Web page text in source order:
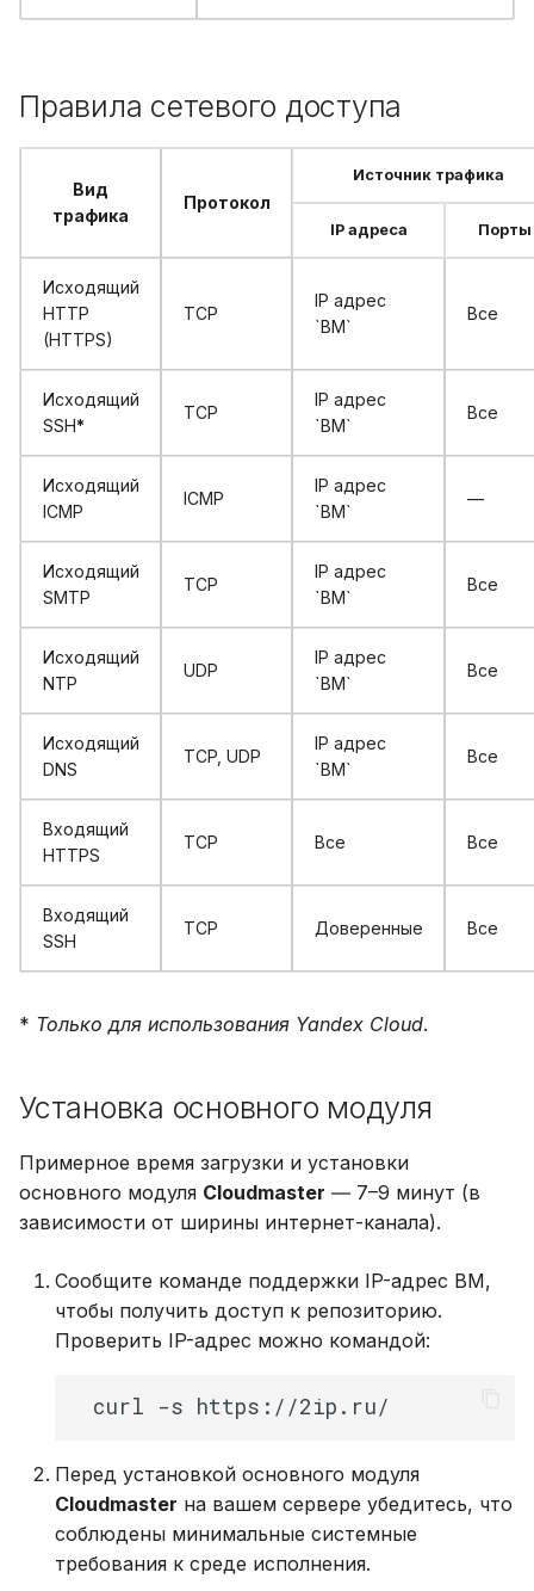
Правила сетевого доступа
Вид
трафика
Протокол
Источник трафика
IP адреса Порты
Исходящий
HTTP
(HTTPS)
TCP
IP адрес
`ВМ`
Все
Исходящий
SSH*
TCP
IP адрес
`ВМ`
Все
Исходящий
ICMP
ICMP
IP адрес
`ВМ`
—
Исходящий
SMTP
TCP
IP адрес
`ВМ`
Все
Исходящий
NTP
UDP
IP адрес
`ВМ`
Все
Исходящий
DNS
TCP, UDP
IP адрес
`ВМ`
Все
Входящий
HTTPS
TCP Все Все
Входящий
SSH
TCP Доверенные Все
* Только для использования Yandex Cloud.
Установка основного модуля
Примерное время загрузки и установки
основного модуля Cloudmaster ― 7–9 минут (в
зависимости от ширины интернет-канала).
Сообщите команде поддержки IP-адрес ВМ,
чтобы получить доступ к репозиторию.
Проверить IP-адрес можно командой:
Перед установкой основного модуля
Cloudmaster на вашем сервере убедитесь, что
соблюдены минимальные системные
требования к среде исполнения.